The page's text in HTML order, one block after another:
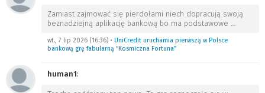
Zamiast zajmować się pierdołami niech dopracują swoją
beznadziejną aplikację bankową bo ma podstawowe …
wt., 7 lip 2026 (16:36) • UniCredit uruchamia pierwszą w Polsce
bankową grę fabularną “Kosmiczna Fortuna”
human1: